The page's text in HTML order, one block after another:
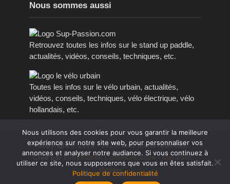
Nous sommes aussi
Retrouvez toutes les infos sur le stand up paddle,
actualités, vidéos, conseils, techniques, etc.
Toutes les infos sur le vélo urbain, actualités,
vidéos, conseils, techniques, vélo électrique, vélo
hollandais, etc.
Copyright © 2016 - 2023, tous droits réservés.
Créé par Extremotion Communication-Mentions
légales
Nous utilisons des cookies pour vous garantir la meilleure
expérience sur notre site web, pour personnaliser vos
annonces et analyser notre audiance. Si vous continuez à
utiliser ce site, nous supposerons que vous en êtes satisfait.
Politique de confidentialité